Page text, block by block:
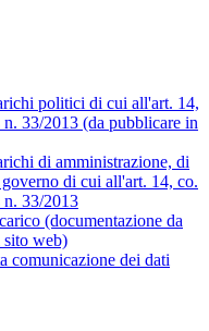
politici di cui all'art. 14,
33/2013 (da pubblicare in
di amministrazione, di
di cui all'art. 14, co.
n. 33/2013
(documentazione da
sito web)
comunicazione dei dati